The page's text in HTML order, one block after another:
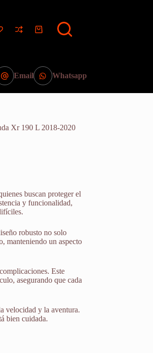
Carro
Email Whatsapp
Xr 190 L 2018-2020
buscan proteger el
y funcionalidad,
robusto no solo
manteniendo un aspecto
Este
asegurando que cada
velocidad y la aventura.
bien cuidada.